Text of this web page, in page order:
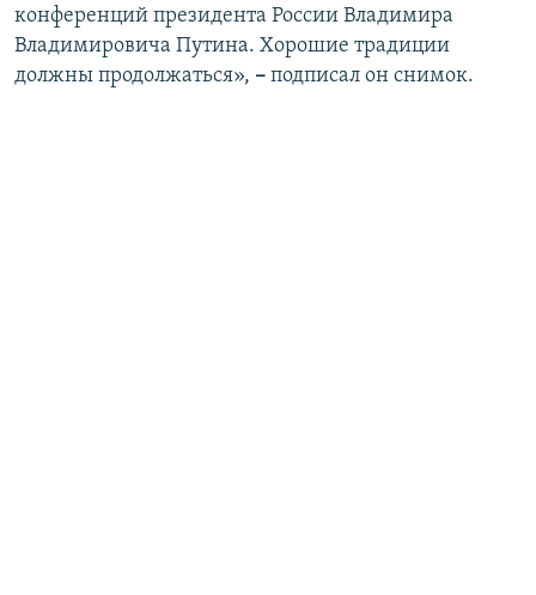
конференций президента России Владимира
Владимировича Путина. Хорошие традиции
должны продолжаться», – подписал он снимок.